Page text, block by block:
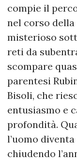
compie il
nel corso della
misterioso
reti da
scompare
parentesi
Bisoli, che
entusiasmo e
profondità.
l’uomo
chiudendo